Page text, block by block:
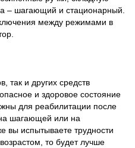
– шагающий и стационарный.
между режимами в
так и других средств
и здоровое состояние
для реабилитации после
шагающей или на
вы испытываете трудности
то будет лучше